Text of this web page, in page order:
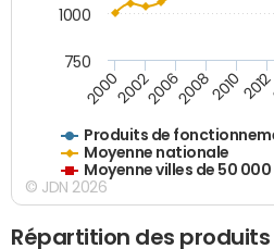
Produits de
Moyenne nationale
Moyenne villes de 50
200020022006200820102012
750
1000
© JDN 2026
Répartition des produits